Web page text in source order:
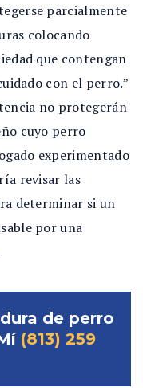
parcialmente
colocando
que contengan
con el perro.”
no protegerán
cuyo perro
experimentado
revisar las
determinar si un
por una
de perro
(813) 259